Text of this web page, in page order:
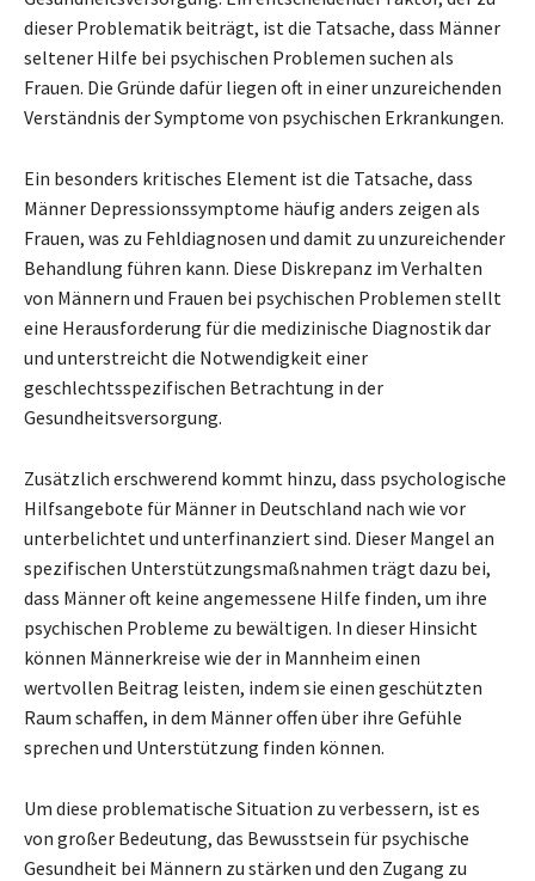
dieser Problematik beiträgt, ist die Tatsache, dass Männer
seltener Hilfe bei psychischen Problemen suchen als
Frauen. Die Gründe dafür liegen oft in einer unzureichenden
Verständnis der Symptome von psychischen Erkrankungen.
Ein besonders kritisches Element ist die Tatsache, dass
Männer Depressionssymptome häufig anders zeigen als
Frauen, was zu Fehldiagnosen und damit zu unzureichender
Behandlung führen kann. Diese Diskrepanz im Verhalten
von Männern und Frauen bei psychischen Problemen stellt
eine Herausforderung für die medizinische Diagnostik dar
und unterstreicht die Notwendigkeit einer
geschlechtsspezifischen Betrachtung in der
Gesundheitsversorgung.
Zusätzlich erschwerend kommt hinzu, dass psychologische
Hilfsangebote für Männer in Deutschland nach wie vor
unterbelichtet und unterfinanziert sind. Dieser Mangel an
spezifischen Unterstützungsmaßnahmen trägt dazu bei,
dass Männer oft keine angemessene Hilfe finden, um ihre
psychischen Probleme zu bewältigen. In dieser Hinsicht
können Männerkreise wie der in Mannheim einen
wertvollen Beitrag leisten, indem sie einen geschützten
Raum schaffen, in dem Männer offen über ihre Gefühle
sprechen und Unterstützung finden können.
Um diese problematische Situation zu verbessern, ist es
von großer Bedeutung, das Bewusstsein für psychische
Gesundheit bei Männern zu stärken und den Zugang zu